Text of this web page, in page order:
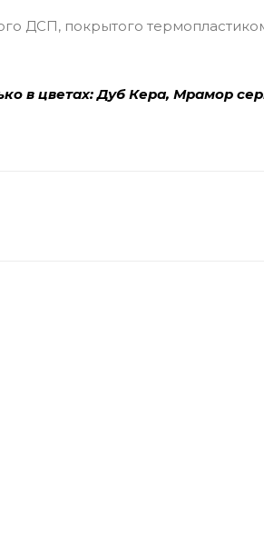
ДСП, покрытого
в цветах: Дуб Кера, Мрамор